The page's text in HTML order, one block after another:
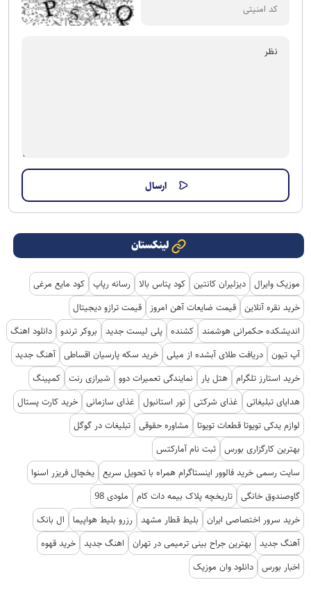
لینکستان
موزیک وایرال دیزلیران کانتین کود پتاس بالا رسانه رپاپ کود مایع مرغی
خرید نقره آنلاین قیمت ضایعات آهن امروز
قیمت ترازو دیجیتال
اندیشکده حکمرانی هوشمند کشنده پلی لیست جدید بروکر ترندو دانلود اهنگ
آپ تیون دریافت طلای آبشده از میلی خرید سکه پارسیان اقساطی آهنگ جدید
خرید استارز تلگرام هتل یار نمایندگی تعمیرات دوو شیرازی رنت کمپینگ
هدایای تبلیغاتی
غذای شرکتی تور استانبول غذای سازمانی خرید کارت پستال
لوازم یدکی تویوتا قطعات تویوتا
مشاوره حقوقی تبلیغات در گوگل
بهترین کارگزاری بورس ثبت نام آمارکتس
سایت رسمی خرید فالوور اینستاگرام همراه با تحویل سریع یخچال فریزر اسنوا
گاوصندوق خانگی تاریخچه پلاک بیمه دات کام
ملودی 98
خرید سرور اختصاصی ایران
بلیط قطار مشهد رزرو بلیط هواپیما
ال بانک
آهنگ جدید
بهترین جراح بینی ترمیمی در تهران اهنگ جدید خرید قهوه
اخبار بورس دانلود وان موزیک